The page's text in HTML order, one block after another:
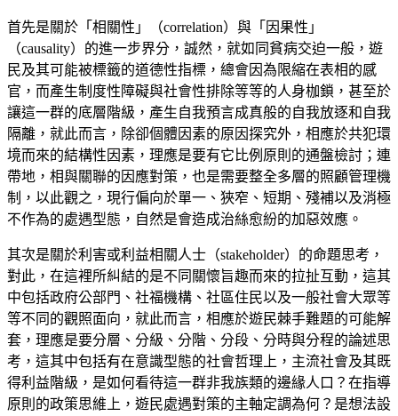
首先是關於「相關性」（correlation）與「因果性」
（causality）的進一步界分，誠然，就如同貧病交迫一般，遊
民及其可能被標籤的道德性指標，總會因為限縮在表相的感
官，而產生制度性障礙與社會性排除等等的人身枷鎖，甚至於
讓這一群的底層階級，產生自我預言成真般的自我放逐和自我
隔離，就此而言，除卻個體因素的原因探究外，相應於共犯環
境而來的結構性因素，理應是要有它比例原則的通盤檢討；連
帶地，相與關聯的因應對策，也是需要整全多層的照顧管理機
制，以此觀之，現行偏向於單一、狹窄、短期、殘補以及消極
不作為的處遇型態，自然是會造成治絲愈紛的加惡效應。
其次是關於利害或利益相關人士（stakeholder）的命題思考，
對此，在這裡所糾結的是不同關懷旨趣而來的拉扯互動，這其
中包括政府公部門、社福機構、社區住民以及一般社會大眾等
等不同的觀照面向，就此而言，相應於遊民棘手難題的可能解
套，理應是要分層、分級、分階、分段、分時與分程的論述思
考，這其中包括有在意識型態的社會哲理上，主流社會及其既
得利益階級，是如何看待這一群非我族類的邊緣人口？在指導
原則的政策思維上，遊民處遇對策的主軸定調為何？是想法設